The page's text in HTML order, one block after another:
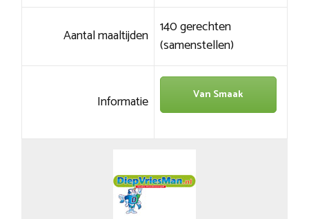
Aantal maaltijden 140 gerechten
(samenstellen)
Informatie Van Smaak